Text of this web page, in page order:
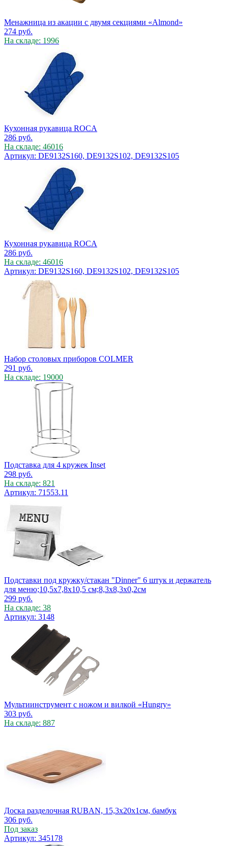
Менажница из акации с двумя секциями «Almond»
274 руб.
На складе: 1996
Кухонная рукавица ROCA
286 руб.
На складе: 46016
Артикул: DE9132S160, DE9132S102, DE9132S105
Кухонная рукавица ROCA
286 руб.
На складе: 46016
Артикул: DE9132S160, DE9132S102, DE9132S105
Набор столовых приборов COLMER
291 руб.
На складе: 19000
Подставка для 4 кружек Inset
298 руб.
На складе: 821
Артикул: 71553.11
Подставки под кружку/стакан "Dinner" 6 штук и держатель
для меню;10,5х7,8х10,5 см;8,3х8,3х0,2см
299 руб.
На складе: 38
Артикул: 3148
Мультиинструмент с ножом и вилкой «Hungry»
303 руб.
На складе: 887
Доска разделочная RUBAN, 15,3х20х1см, бамбук
306 руб.
Под заказ
Артикул: 345178